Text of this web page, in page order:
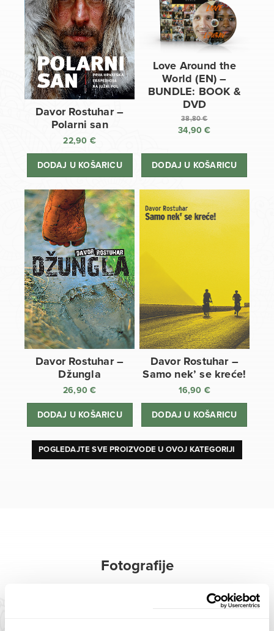
Davor Rostuhar –
Polarni san
22,90 €
DODAJ U KOŠARICU
Love Around the
World (EN) –
BUNDLE: BOOK &
DVD
38,80€
Izvorna
bila
34,90€
cijena
DODAJ U KOŠARICU
Davor Rostuhar –
Džungla
26,90€
DODAJ U KOŠARICU
Davor Rostuhar –
Samo nek’ se kreće!
16,90 €
DODAJ U KOŠARICU
POGLEDAJTE SVE PROIZVODE U OVOJ KATEGORIJI
Fotografije